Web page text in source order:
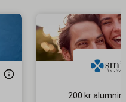
200 kr